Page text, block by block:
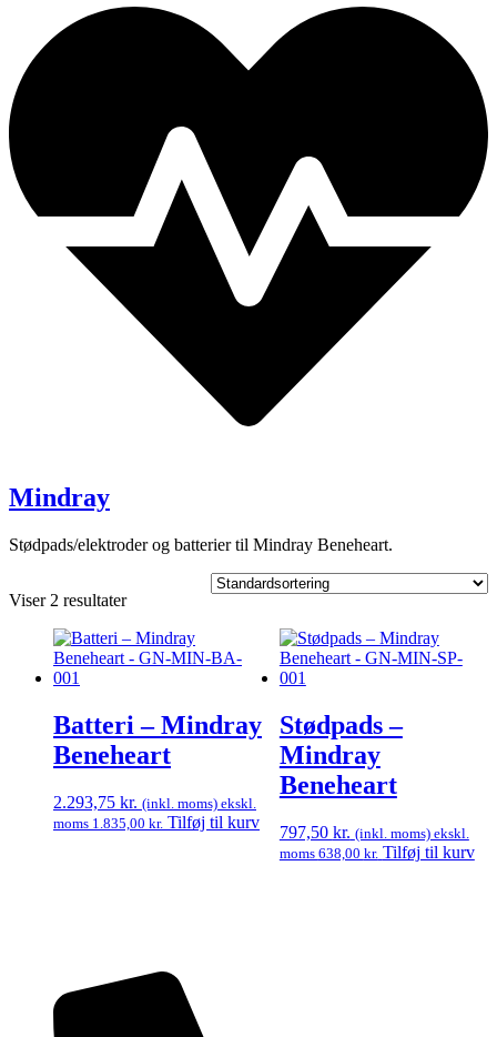
Mindray
Stødpads/elektroder og batterier til Mindray Beneheart.
Viser 2 resultater
Batteri – Mindray
Beneheart
2.293,75 kr. (inkl. moms) ekskl.
moms 1.835,00 kr. Tilføj til kurv
Stødpads –
Mindray
Beneheart
797,50 kr. (inkl. moms) ekskl.
moms 638,00 kr. Tilføj til kurv